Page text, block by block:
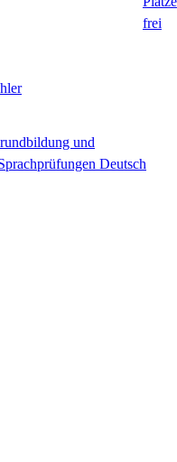
und
Deutsch